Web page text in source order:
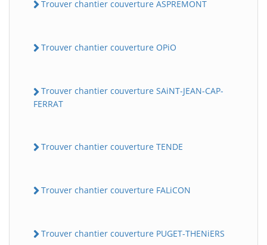
Trouver chantier couverture ASPREMONT
Trouver chantier couverture OPiO
Trouver chantier couverture SAiNT-JEAN-CAP-
FERRAT
Trouver chantier couverture TENDE
Trouver chantier couverture FALiCON
Trouver chantier couverture PUGET-THENiERS